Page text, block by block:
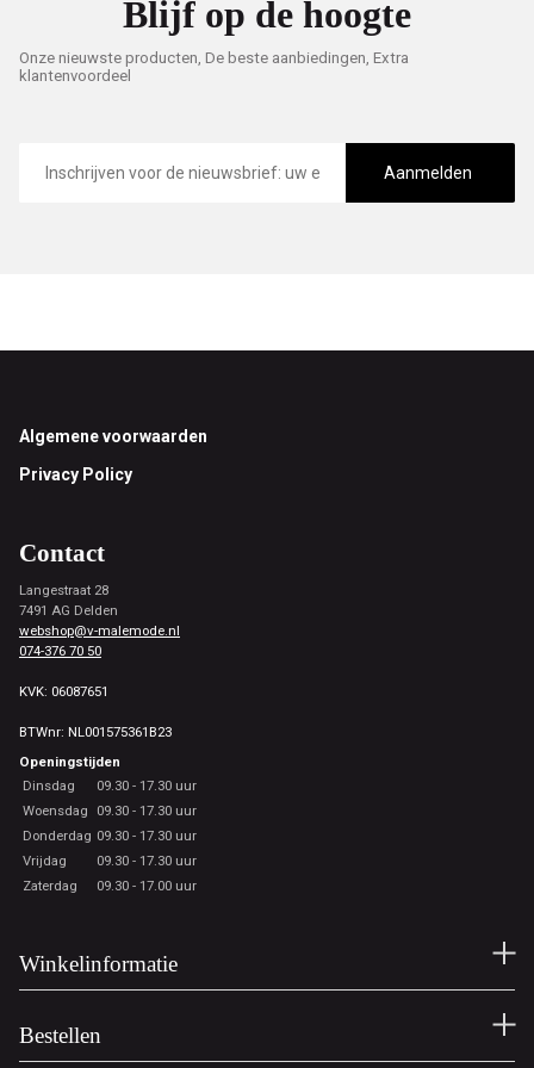
Blijf op de hoogte
Onze nieuwste producten, De beste aanbiedingen, Extra
klantenvoordeel
mailadres
Aanmelden
Footer
Algemene voorwaarden
Privacy Policy
Contact
Langestraat 28
7491 AG Delden
webshop@v-malemode.nl
074-376 70 50
KVK: 06087651
BTWnr: NL001575361B23
Openingstijden
Dinsdag
09.30 - 17.30 uur
Woensdag
09.30 - 17.30 uur
Donderdag 09.30 - 17.30 uur
Vrijdag
09.30 - 17.30 uur
Zaterdag
09.30 - 17.00 uur
Winkelinformatie
Bestellen